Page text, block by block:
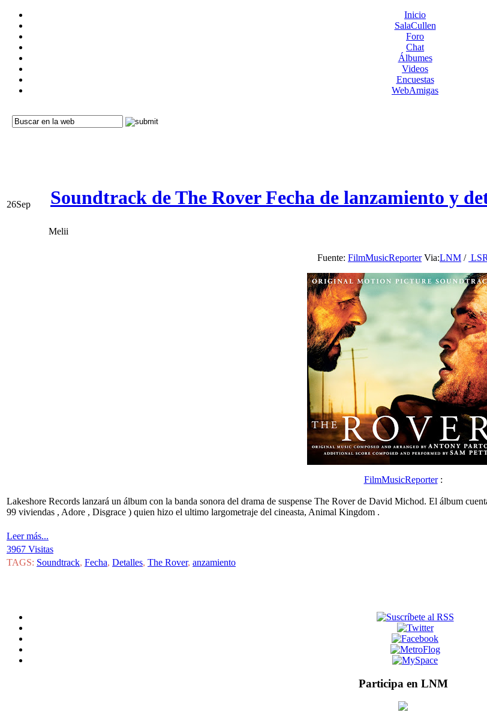
Inicio
SalaCullen
Foro
Chat
Álbumes
Videos
Encuestas
WebAmigas
26Sep Soundtrack de The Rover Fecha de lanzamiento y
Melii
Fuente: FilmMusicReporterVia:LNM / LSR
FilmMusicReporter:
Lakeshore Records lanzará un álbum con la banda sonora del drama de suspense The Rover de David Michod. El álbum
99 viviendas , Adore , Disgrace ) quien hizo el ultimo largometraje del cineasta, Animal Kingdom .
Leer más...
3967 Visitas
TAGS: Soundtrack, Fecha, Detalles, The Rover, anzamiento
Participa en LNM